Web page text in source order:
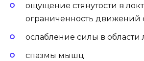
ощущение стянутости в
ограниченность движений
ослабление силы в области
спазмы мышц